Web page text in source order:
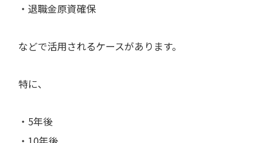
・退職金原資確保
などで活用されるケースがあります。
特に、
・5年後